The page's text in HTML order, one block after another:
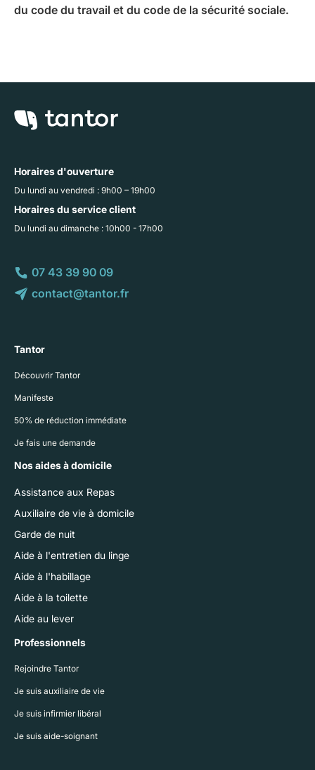
du code du travail et du code de la sécurité sociale.
Horaires d'ouverture
Du lundi au vendredi : 9h00 – 19h00
Horaires du service client
Du lundi au dimanche : 10h00 - 17h00
07 43 39 90 09
contact@tantor.fr
Tantor
Découvrir Tantor
Manifeste
50% de réduction immédiate
Je fais une demande
Nos aides à domicile
Assistance aux Repas
Auxiliaire de vie à domicile
Garde de nuit
Aide à l'entretien du linge
Aide à l'habillage
Aide à la toilette
Aide au lever
Professionnels
Rejoindre Tantor
Je suis auxiliaire de vie
Je suis infirmier libéral
Je suis aide-soignant